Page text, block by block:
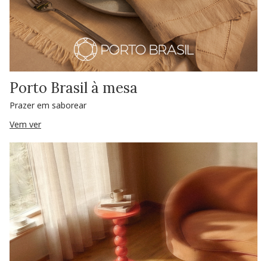
Porto Brasil à mesa
Prazer em saborear
Vem ver